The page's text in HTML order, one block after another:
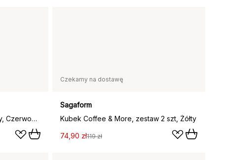
Filiżanka ze spodkiem Chunky, Czerwono-żółta
Czekamy na dostawę
Sagaform
Kubek Coffee & More, zestaw 2 szt, Żółty
74,90 zł119 zł